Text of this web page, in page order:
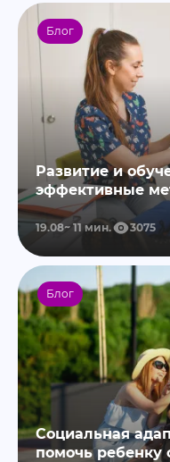
Блог
Развитие и
эффективные
19.08 11 мин. 3075
Блог
Социальная
помочь ребенку